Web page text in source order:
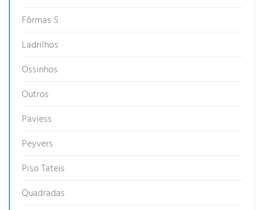
Fôrmas S
Ladrilhos
Ossinhos
Outros
Paviess
Peyvers
Piso Tateis
Quadradas